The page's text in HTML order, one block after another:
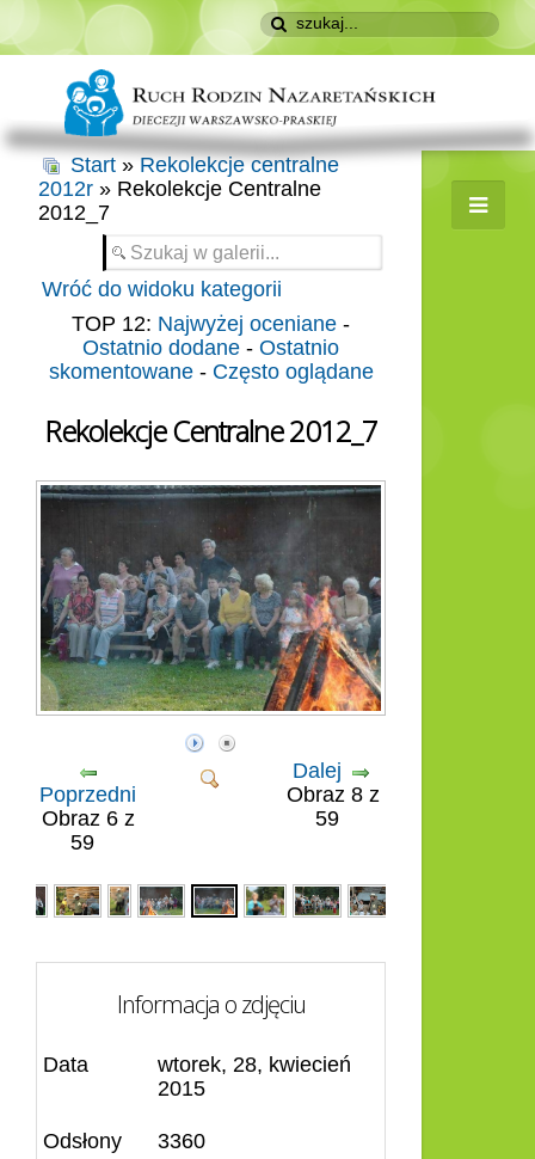
Start » Rekolekcje centralne
2012r » Rekolekcje Centralne
2012_7
Wróć do widoku kategorii
TOP 12: Najwyżej oceniane -
Ostatnio dodane - Ostatnio
skomentowane- Często oglądane
Rekolekcje Centralne 2012_7
Poprzedni
Obraz 6 z
59
Dalej
Obraz 8 z
59
Informacja o zdjęciu
Data
wtorek, 28, kwiecień
2015
Odsłony 3360